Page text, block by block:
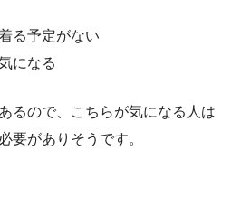
る予定がない
になる
るので、こちらが気になる人は
要がありそうです。